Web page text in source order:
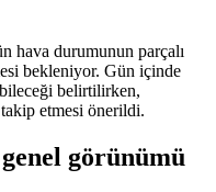
hava durumunun parçalı
bekleniyor. Gün içinde
belirtilirken,
etmesi önerildi.
görünümü